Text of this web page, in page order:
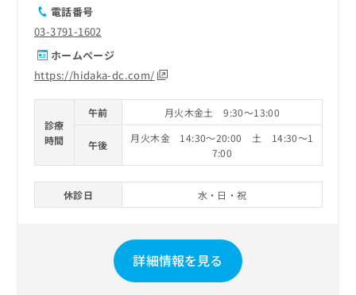
電話番号
03-3791-1602
ホームページ
https://hidaka-dc.com/
診療
時間
午前 月火木金土 9:30～13:00
午後
月火木金 14:30～20:00 土 14:30～1
7:00
休診日 水・日・祝
詳細情報を見る